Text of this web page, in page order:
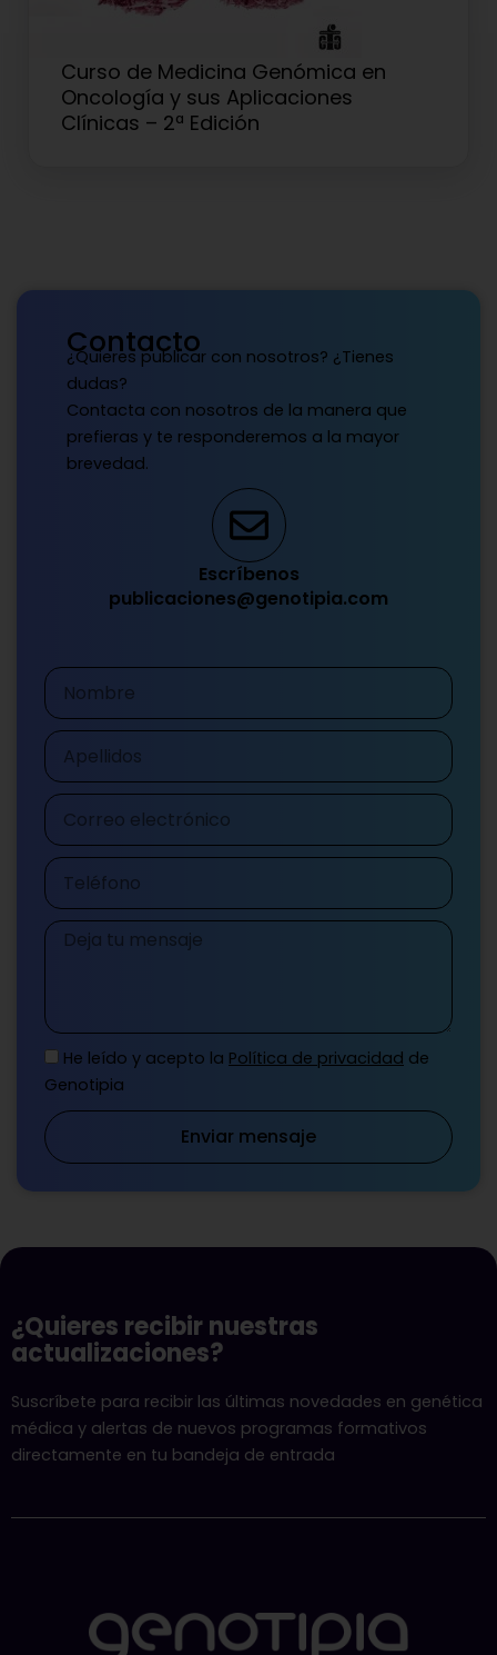
Curso de Medicina Genómica en
Oncología y sus Aplicaciones
Clínicas – 2ª Edición
Contacto
¿Quieres publicar con nosotros? ¿Tienes
dudas?
Contacta con nosotros de la manera que
prefieras y te responderemos a la mayor
brevedad.
Escríbenos
publicaciones@genotipia.com
Nombre
Apellidos
Correo
electrónico
Teléfono
Mensaje
He leído y acepto la Política de privacidad de
Genotipia
Enviar mensaje
¿Quieres recibir nuestras
actualizaciones?
Suscríbete para recibir las últimas novedades en genética
médica y alertas de nuevos programas formativos
directamente en tu bandeja de entrada